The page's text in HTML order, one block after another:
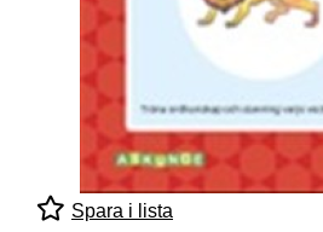
Spara i lista